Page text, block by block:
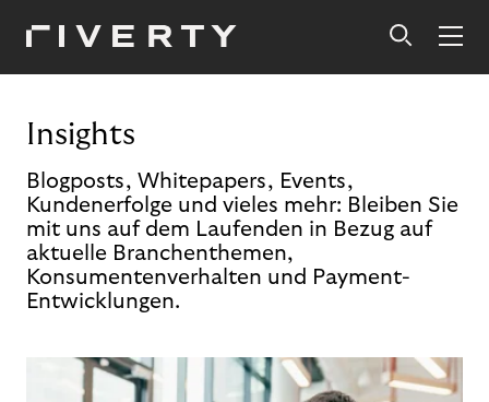
Insights
Blogposts, Whitepapers, Events,
Kundenerfolge und vieles mehr: Bleiben Sie
mit uns auf dem Laufenden in Bezug auf
aktuelle Branchenthemen,
Konsumentenverhalten und Payment-
Entwicklungen.